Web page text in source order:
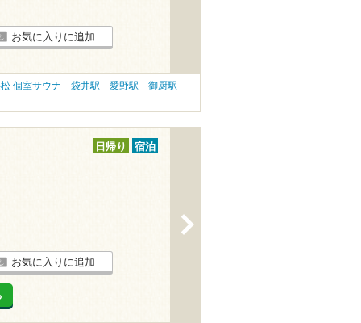
お気に入りに追加
個室サウナ 袋井駅 愛野駅 御厨駅
日帰り 宿泊
お気に入りに追加